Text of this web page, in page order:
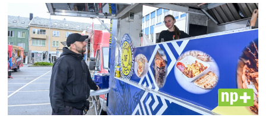
PLUS